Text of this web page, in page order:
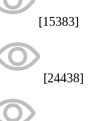
[15383]
[24438]